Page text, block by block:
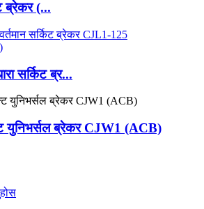
ब्रेकर (...
सर्किट ब्र...
युनिभर्सल ब्रेकर CJW1 (ACB)